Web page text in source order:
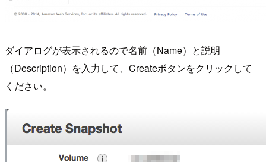
ダイアログが表示されるので名前（Name）と説明
（Description）を入力して、Createボタンをクリックして
ください。